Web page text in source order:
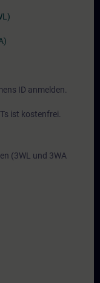
ID anmelden.
ist kostenfrei.
(3WL und 3WA